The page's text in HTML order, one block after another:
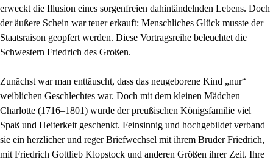
erweckt die Illusion eines sorgenfreien dahintändelnden Lebens. Doch
der äußere Schein war teuer erkauft: Menschliches Glück musste der
Staatsraison geopfert werden. Diese Vortragsreihe beleuchtet die
Schwestern Friedrich des Großen.
Zunächst war man enttäuscht, dass das neugeborene Kind „nur“
weiblichen Geschlechtes war. Doch mit dem kleinen Mädchen
Charlotte (1716–1801) wurde der preußischen Königsfamilie viel
Spaß und Heiterkeit geschenkt. Feinsinnig und hochgebildet verband
sie ein herzlicher und reger Briefwechsel mit ihrem Bruder Friedrich,
mit Friedrich Gottlieb Klopstock und anderen Größen ihrer Zeit. Ihre